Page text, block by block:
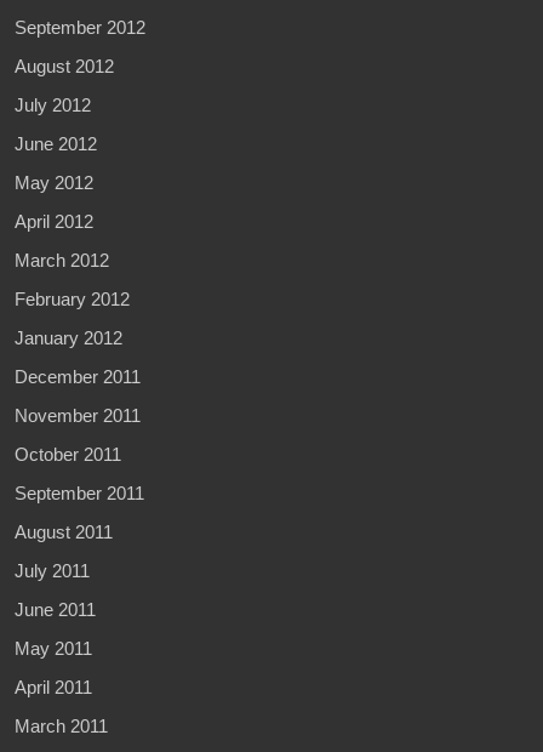
September 2012
August 2012
July 2012
June 2012
May 2012
April 2012
March 2012
February 2012
January 2012
December 2011
November 2011
October 2011
September 2011
August 2011
July 2011
June 2011
May 2011
April 2011
March 2011